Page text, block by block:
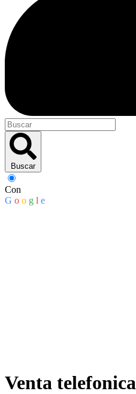
Buscar
Con
G o o g l e
Venta telefonica